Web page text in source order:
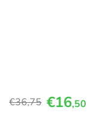
€36,75 €16,50